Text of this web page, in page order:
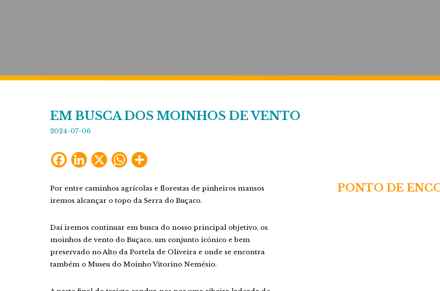
EM BUSCA DOS MOINHOS DE VENTO
2024-07-06
FacebookLinkedIn
X WhatsApp
Por entre caminhos agrícolas e florestas de pinheiros mansos
iremos alcançar o topo da Serra do Buçaco.
Daí iremos continuar em busca do nosso principal objetivo, os
moinhos de vento do Buçaco, um conjunto icónico e bem
preservado no Alto da Portela de Oliveira e onde se encontra
também o Museu do Moinho Vitorino Nemésio.
PONTO DE